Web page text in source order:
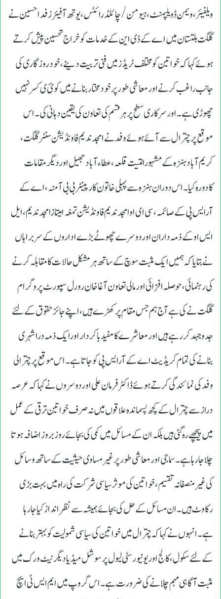
ویلفیئر،ویمن ڈویلپمنٹ،ہیومن/چائلڈ رائٹس، یوتھ آفیئرزفداحسین نے
گلگت بلتستان میں اے کے ڈی این کے خدمات کوخراج تحسین پیش کرتے
ہوئے کہاکہ خواتین کو مختلف ٹریڈز میں فنی تربیت دینے ، خود روزگاری کی
جانب راغب کرنے اور معاشی طور پر خود مختار بنانے میں کوئ ی کسرنہیں
چھوڑی ہے۔اورسرکاری سطح پرہرقسم کی تعاون کی یقین دہانی کی۔ اس
موقع پرچترال سے آئے ہوئے وفدنےامجدندیم فاونڈیشن سنٹرگلگت،
کریم آبادہنزہ کے مشہورالتیت قلعہ ،عطاء آبادجھیل اوردیگرمقامات
کادورہ کیا۔اس دوران ہنزہ سے پہلی خاتون کارپینٹربی بی آمنہ ،اے کے
آرایس پی کے صائمہ، سی ای اوامجدندیم فاونڈیشن تمغہ امیتازامجدندیم ،ایل
ایس او کے ذمہ داران اوردوسرے چھوٹے بڑے اداروں کے سربراہاں
نے بتایاکہ ہمیں ایک مثبت سوچ کے ساتھ ہرمشکل حالات کامقابلہ کرنے
کی رہنمائی ،حوصلہ افزائی اورمالی تعاون آغاخان رورل سپورٹ پروگرام
گلگت نے کی ہے آج ہم جس مقام پر کھڑے ہیں ،اپنے جائزحقوق کے لئے
جدوجہدکررہے ہیں اور معاشرے کا مفید باکردار اورایک ذمہ دراشہری
بنانے کی تمام کریڈیٹ ا ے کے آرایس پی کوجاتاہے ۔ اس موقع پرچترالی
وفدکی نمائندگی کرتے ہوئے ڈاکٹرفرمان علی اوردوسروں نے کہاکہ عرصہ
درازسے چترال کے کچھ پسماندہ علاقوں میں نہ صرف خواتین ترقی کے عمل
میں پیچھے رہ گئی ہیں بلکہ ان کے مسائل میں کمی کی بجائے روز بروز اضافہ ہوتا
چلا جا رہا ہے۔ سماجی اور معاشی طور پر غیرمساوی حیثیت کے ساتھ وسائل
کی غیرمنصفانہ تقسیم، خواتین کی موثر سیاسی شرکت کی راہ میں بہت بڑی
رکاوٹ ہیں۔ ان مسائل کے حل کی بجائے ہمیشہ سے نظرانداز کیا جارہا
ہے۔ انہوں نے کہاکہ چترال میں خواتین کی سیاسی شمولیت کوبہتربنانے
کے لئے سکول ،کالج اوریونیورسٹی لیول پرسوشل میڈیا دیگرنیٹ ورک میں
مثبت آگاہی مہم چلانے کی ضرورت ہے۔اس گروپ میں ایم ایس ٹی ایچ